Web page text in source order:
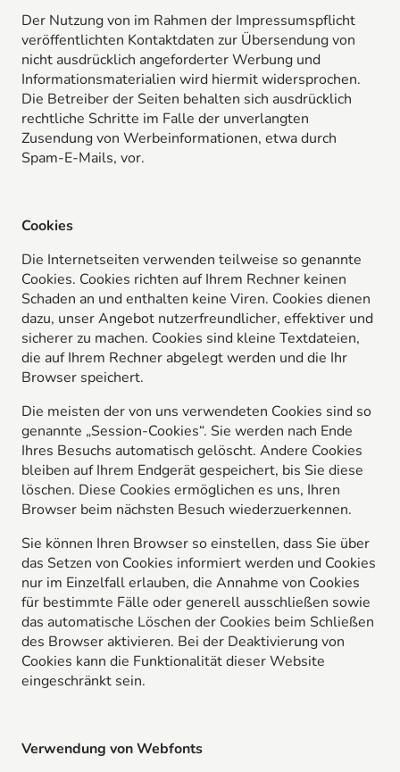
Der Nutzung von im Rahmen der Impressumspflicht
veröffentlichten Kontaktdaten zur Übersendung von
nicht ausdrücklich angeforderter Werbung und
Informationsmaterialien wird hiermit widersprochen.
Die Betreiber der Seiten behalten sich ausdrücklich
rechtliche Schritte im Falle der unverlangten
Zusendung von Werbeinformationen, etwa durch
Spam-E-Mails, vor.
Cookies
Die Internetseiten verwenden teilweise so genannte
Cookies. Cookies richten auf Ihrem Rechner keinen
Schaden an und enthalten keine Viren. Cookies dienen
dazu, unser Angebot nutzerfreundlicher, effektiver und
sicherer zu machen. Cookies sind kleine Textdateien,
die auf Ihrem Rechner abgelegt werden und die Ihr
Browser speichert.
Die meisten der von uns verwendeten Cookies sind so
genannte „Session-Cookies“. Sie werden nach Ende
Ihres Besuchs automatisch gelöscht. Andere Cookies
bleiben auf Ihrem Endgerät gespeichert, bis Sie diese
löschen. Diese Cookies ermöglichen es uns, Ihren
Browser beim nächsten Besuch wiederzuerkennen.
Sie können Ihren Browser so einstellen, dass Sie über
das Setzen von Cookies informiert werden und Cookies
nur im Einzelfall erlauben, die Annahme von Cookies
für bestimmte Fälle oder generell ausschließen sowie
das automatische Löschen der Cookies beim Schließen
des Browser aktivieren. Bei der Deaktivierung von
Cookies kann die Funktionalität dieser Website
eingeschränkt sein.
Verwendung von Webfonts